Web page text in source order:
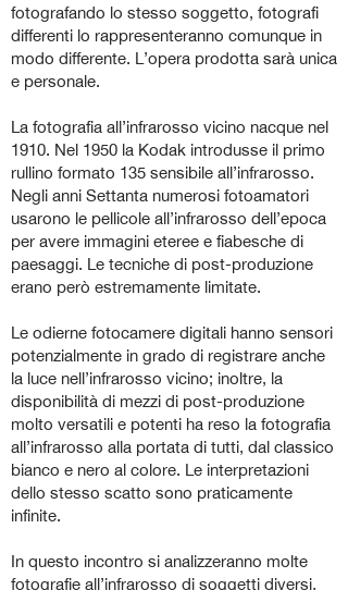
fotografando lo stesso soggetto, fotografi
differenti lo rappresenteranno comunque in
modo differente. L’opera prodotta sarà unica
e personale.
La fotografia all’infrarosso vicino nacque nel
1910. Nel 1950 la Kodak introdusse il primo
rullino formato 135 sensibile all’infrarosso.
Negli anni Settanta numerosi fotoamatori
usarono le pellicole all’infrarosso dell’epoca
per avere immagini eteree e fiabesche di
paesaggi. Le tecniche di post-produzione
erano però estremamente limitate.
Le odierne fotocamere digitali hanno sensori
potenzialmente in grado di registrare anche
la luce nell’infrarosso vicino; inoltre, la
disponibilità di mezzi di post-produzione
molto versatili e potenti ha reso la fotografia
all’infrarosso alla portata di tutti, dal classico
bianco e nero al colore. Le interpretazioni
dello stesso scatto sono praticamente
infinite.
In questo incontro si analizzeranno molte
fotografie all’infrarosso di soggetti diversi,